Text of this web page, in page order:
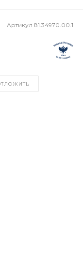
Артикул 81.34970.00.1